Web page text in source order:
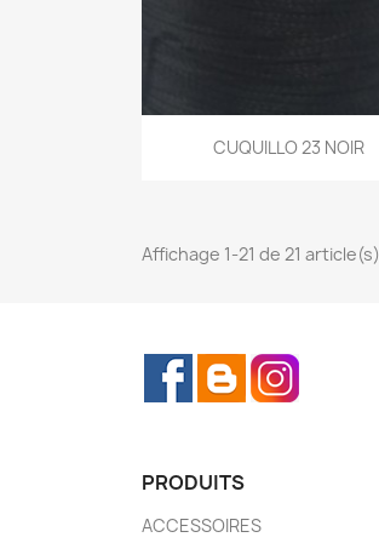
CUQUILLO 23 NOIR
Aperçu rapide
Affichage 1-21 de 21 article(s)
Facebook
Rss
PRODUITS
ACCESSOIRES